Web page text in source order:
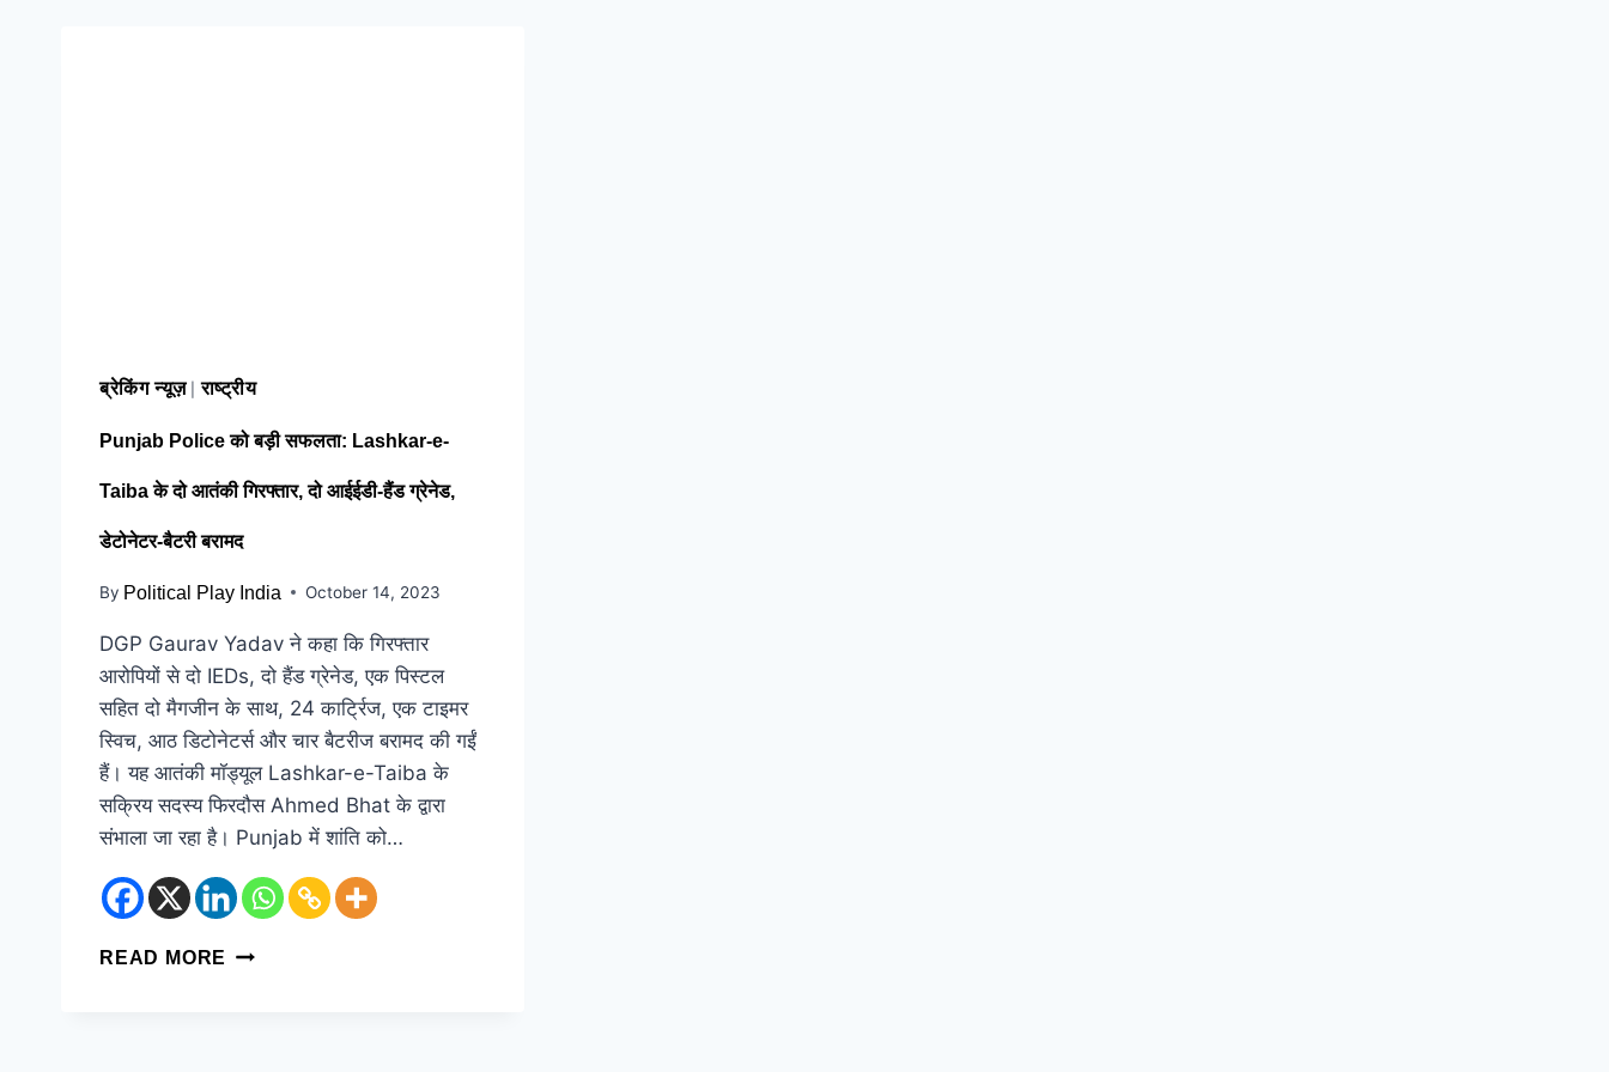
ब्रेकिंग न्यूज़|राष्ट्रीय
Punjab Police को बड़ी सफलता: Lashkar-e-
Taiba के दो आतंकी गिरफ्तार, दो आईईडी-हैंड ग्रेनेड,
डेटोनेटर-बैटरी बरामद
By Political Play India October 14, 2023
DGP Gaurav Yadav ने कहा कि गिरफ्तार
आरोपियों से दो IEDs, दो हैंड ग्रेनेड, एक पिस्टल
सहित दो मैगजीन के साथ, 24 कार्ट्रिज, एक टाइमर
स्विच, आठ डिटोनेटर्स और चार बैटरीज बरामद की गईं
हैं। यह आतंकी मॉड्यूल Lashkar-e-Taiba के
सक्रिय सदस्य फिरदौस Ahmed Bhat के द्वारा
संभाला जा रहा है। Punjab में शांति को…
READ MORE